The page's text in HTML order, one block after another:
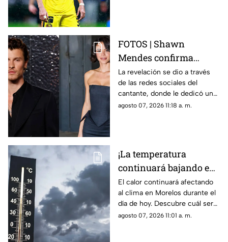
FOTOS | Shawn
Mendes confirma
relación con actriz
latina; así compartió la
noticia
La revelación se dio a través
de las redes sociales del
cantante, donde le dedicó un
emotivo mensaje.
agosto 07, 2026 11:18 a. m.
¡La temperatura
continuará bajando en
Morelos! Estos son los
municipios que
registrarán menos de
30 grados
El calor continuará afectando
al clima en Morelos durante el
día de hoy. Descubre cuál será
la temperatura máxima hoy
agosto 07, 2026 11:01 a. m.